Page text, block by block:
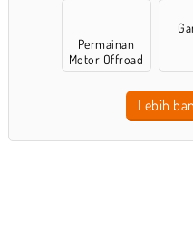
Permainan
Motor Offroad
Lebih